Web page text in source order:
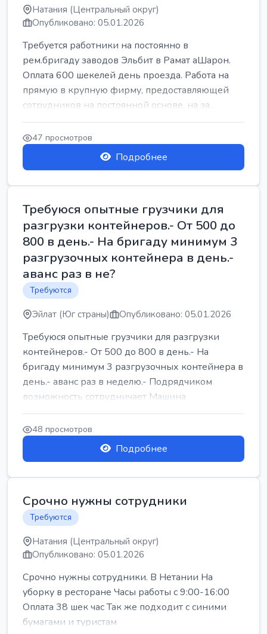
Натания (Центральный округ)
Опубликовано: 05.01.2026
Требуется работники на постоянно в
рем.бригаду заводов Эльбит в Рамат аШарон.
Оплата 600 шекелей день проезда. Работа на
прямую в крупную фирму, предоставляющей
сотрудников на постоянной основе, на за...
47 просмотров
Подробнее
Требуюся опытные грузчики для
разгрузки контейнеров.- От 500 до
800 в день.- На бригаду минимум 3
разгрузочных контейнера в день.-
аванс раз в не?
Требуются
Эйлат (Юг страны) Опубликовано: 05.01.2026
Требуюся опытные грузчики для разгрузки
контейнеров.- От 500 до 800 в день.- На
бригаду минимум 3 разгрузочных контейнера в
день.- аванс раз в неделю.- Подрядчиком
возможность сотрудничает Машина
48 просмотров
Подробнее
Срочно нужны сотрудники
Требуются
Натания (Центральный округ)
Опубликовано: 05.01.2026
Срочно нужны сотрудники. В Нетании На
уборку в ресторане Часы работы с 9:00-16:00
Оплата 38 шек час Так же подходит с синими
бумагами и туристам